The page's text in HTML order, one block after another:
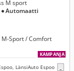
M sport
● Automaatti
Sport / Comfort
KAMPANJA
LänsiAuto Espoo